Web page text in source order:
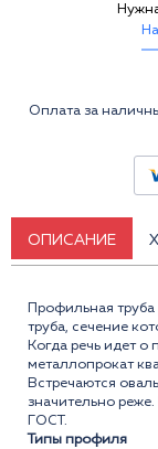
Оплата за
ОПИСАНИЕ
Профильная
труба, сечение
Когда речь идет о
металлопрокат
Встречаются
значительно
ГОСТ.
Типы профиля